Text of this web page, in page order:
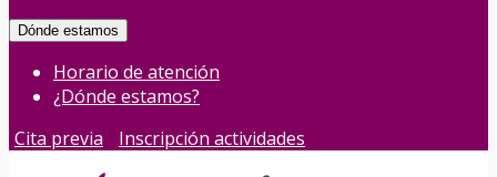
Dónde estamos
Horario de atención
¿Dónde estamos?
Cita previa
Inscripción actividades